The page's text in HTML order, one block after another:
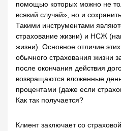
помощью которых можно не
всякий случай», но и
Такими инструментами
страхование жизни) и НСЖ
жизни). Основное отличие
обычного страхования жизни
после окончания действия
возвращаются вложенные
процентами (даже если
Как так получается?
Клиент заключает со